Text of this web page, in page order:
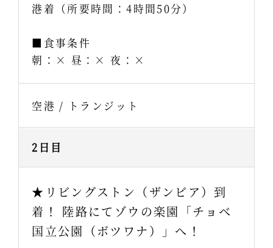
港着（所要時間：4時間50分）
■食事条件
朝：× 昼：× 夜：×
空港 / トランジット
2日目
★リビングストン（ザンビア）到
着！ 陸路にてゾウの楽園「チョベ
国立公園（ボツワナ）」へ！